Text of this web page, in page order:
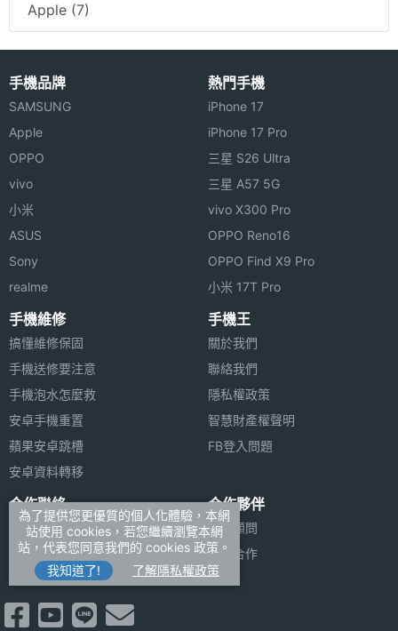
Apple (7)
手機品牌
SAMSUNG
Apple
OPPO
vivo
小米
ASUS
Sony
realme
熱門手機
iPhone 17
iPhone 17 Pro
三星 S26 Ultra
三星 A57 5G
vivo X300 Pro
OPPO Reno16
OPPO Find X9 Pro
小米 17T Pro
手機維修
搞懂維修保固
手機送修要注意
手機泡水怎麼救
安卓手機重置
蘋果安卓跳槽
安卓資料轉移
手機王
關於我們
聯絡我們
隱私權政策
智慧財產權聲明
FB登入問題
合作聯絡
廣告刊登
加入商店報價
新聞聯絡
合作夥伴
法律顧問
媒體合作
為了提供您更優質的個人化體驗，本網
站使用 cookies，若您繼續瀏覽本網
站，代表您同意我們的 cookies 政策。
我知道了!
了解隱私權政策